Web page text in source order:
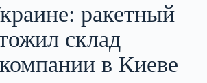
ракетный
склад
в Киеве